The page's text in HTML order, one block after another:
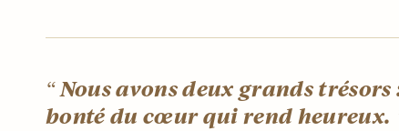
“Nous avons deux grands trésors
bonté du cœur qui rend heureux.